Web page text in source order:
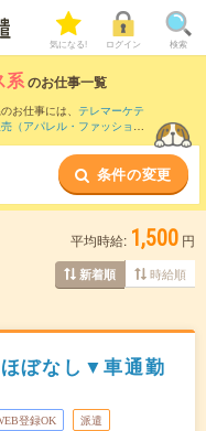
気になる! ログイン 検索
系のお仕事一覧
お仕事には、 テレマーケテ
（アパレル・ファッショ
で絞り込んでいただけます。
条件の変更
平均時給: 1,500 円
新着順 時給順
ぼなし▼車通勤
登録OK 派遣